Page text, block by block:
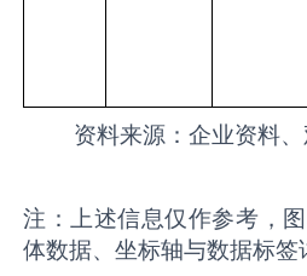
资料来源：企业资料、
注：上述信息仅作参考，
体数据、坐标轴与数据标签